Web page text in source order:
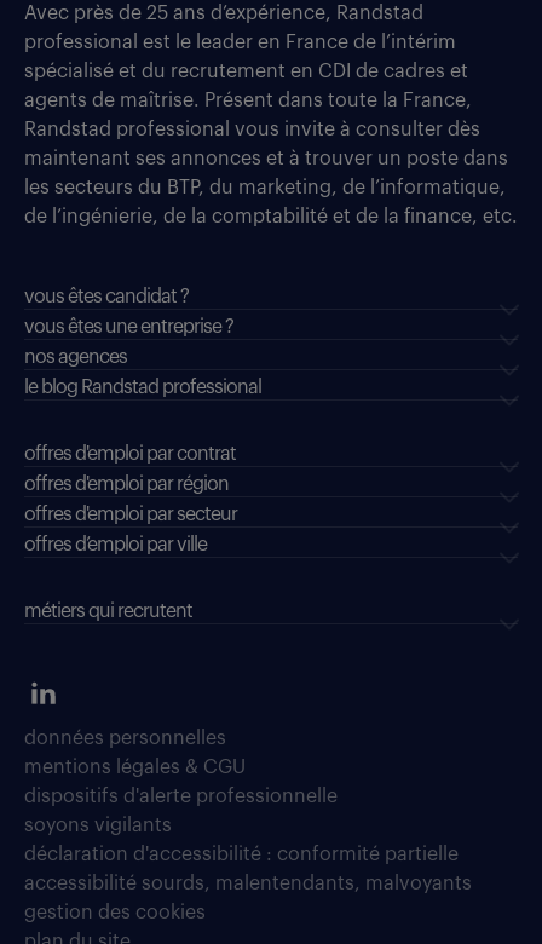
Avec près de 25 ans d’expérience, Randstad
professional est le leader en France de l’intérim
spécialisé et du recrutement en CDI de cadres et
agents de maîtrise. Présent dans toute la France,
Randstad professional vous invite à consulter dès
maintenant ses annonces et à trouver un poste dans
les secteurs du BTP, du marketing, de l’informatique,
de l’ingénierie, de la comptabilité et de la finance, etc.
vous êtes candidat ?
vous êtes une entreprise ?
nos agences
le blog Randstad professional
offres d'emploi par contrat
offres d'emploi par région
offres d'emploi par secteur
offres d’emploi par ville
métiers qui recrutent
données personnelles
mentions légales & CGU
dispositifs d'alerte professionnelle
soyons vigilants
déclaration d'accessibilité : conformité partielle
accessibilité sourds, malentendants, malvoyants
gestion des cookies